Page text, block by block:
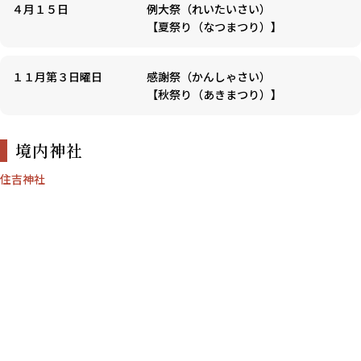
４月１５日
例大祭（れいたいさい）
【夏祭り（なつまつり）】
１１月第３日曜日
感謝祭（かんしゃさい）
【秋祭り（あきまつり）】
境内神社
住吉神社